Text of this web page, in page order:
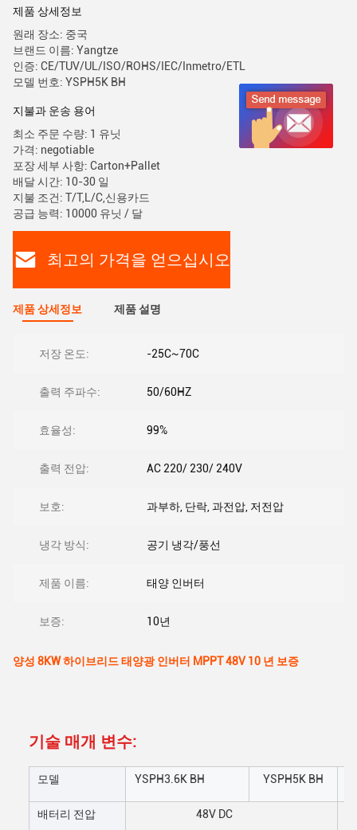
제품 상세정보
원래 장소: 중국
브랜드 이름: Yangtze
인증: CE/TUV/UL/ISO/ROHS/IEC/Inmetro/ETL
모델 번호: YSPH5K BH
지불과 운송 용어
최소 주문 수량: 1 유닛
가격: negotiable
포장 세부 사항: Carton+Pallet
배달 시간: 10-30 일
지불 조건: T/T,L/C,신용카드
공급 능력: 10000 유닛 / 달
최고의 가격을 얻으십시오
제품 상세정보 제품 설명
저장 온도: -25C~70C
출력 주파수: 50/60HZ
효율성: 99%
출력 전압: AC 220/ 230/ 240V
보호: 과부하, 단락, 과전압, 저전압
냉각 방식: 공기 냉각/풍선
제품 이름: 태양 인버터
보증: 10년
양성 8KW 하이브리드 태양광 인버터 MPPT 48V 10 년 보증
기술 매개 변수:
모델 YSPH3.6K BH YSPH5K BH
배터리 전압 48V DC